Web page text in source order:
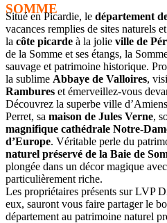
SOMME
Situé en Picardie, le département
vacances remplies de sites naturels
la côte picarde à la jolie ville de
de la Somme et ses étangs, la
sauvage et patrimoine historique.
la sublime Abbaye de Valloires,
Rambures et émerveillez-vous
Découvrez la superbe ville
Perret, sa maison de Jules Verne,
magnifique cathédrale Notre-
d’Europe. Véritable perle du
naturel préservé de la Baie de
plongée dans un décor magique
particulièrement riche.
Les propriétaires présents sur LVP
eux, sauront vous faire partager le
département au patrimoine naturel